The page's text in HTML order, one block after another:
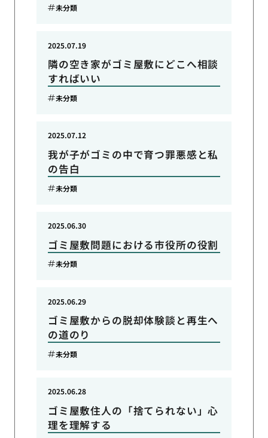
未分類
隣の空き家がゴミ屋敷にどこへ相談
すればいい
2025.07.19
未分類
我が子がゴミの中で育つ罪悪感と私
の告白
2025.07.12
未分類
ゴミ屋敷問題における市役所の役割
2025.06.30
未分類
ゴミ屋敷からの脱却体験談と再生へ
の道のり
2025.06.29
未分類
ゴミ屋敷住人の「捨てられない」心
理を理解する
2025.06.28